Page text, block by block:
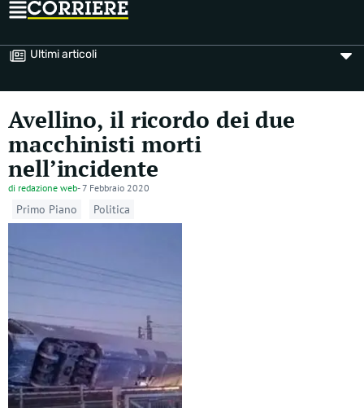
Ultimi articoli
Avellino, il ricordo dei due
macchinisti morti
nell’incidente
di redazione web-7 Febbraio 2020
Primo Piano Politica